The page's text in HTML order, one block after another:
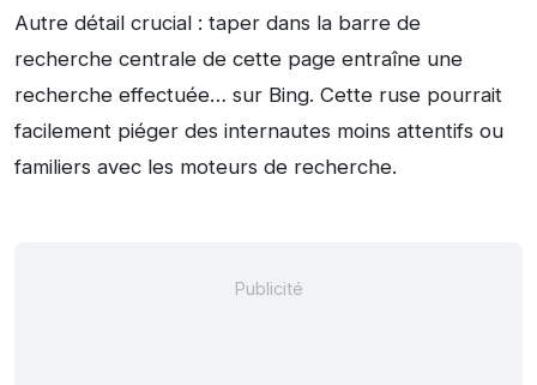
Autre détail crucial : taper dans la barre de
recherche centrale de cette page entraîne une
recherche effectuée… sur Bing. Cette ruse pourrait
facilement piéger des internautes moins attentifs ou
familiers avec les moteurs de recherche.